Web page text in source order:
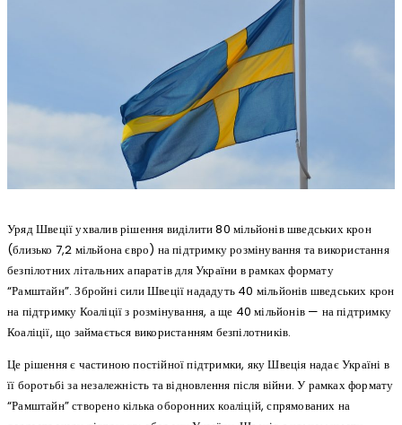
Уряд Швеції ухвалив рішення виділити 80 мільйонів шведських крон
(близько 7,2 мільйона євро) на підтримку розмінування та використання
безпілотних літальних апаратів для України в рамках формату
“Рамштайн”. Збройні сили Швеції нададуть 40 мільйонів шведських крон
на підтримку Коаліції з розмінування, а ще 40 мільйонів — на підтримку
Коаліції, що займається використанням безпілотників.
Це рішення є частиною постійної підтримки, яку Швеція надає Україні в
її боротьбі за незалежність та відновлення після війни. У рамках формату
“Рамштайн” створено кілька оборонних коаліцій, спрямованих на